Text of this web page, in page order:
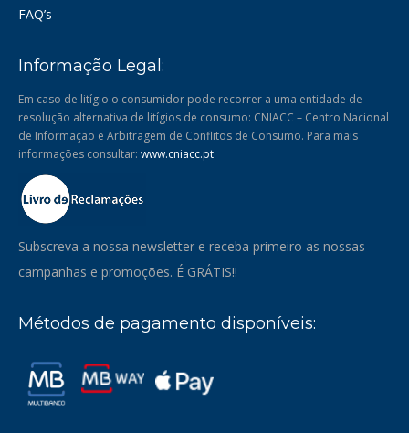
FAQ’s
Informação Legal:
Em caso de litígio o consumidor pode recorrer a uma entidade de
resolução alternativa de litígios de consumo: CNIACC – Centro Nacional
de Informação e Arbitragem de Conflitos de Consumo. Para mais
informações consultar: www.cniacc.pt
Subscreva a nossa newsletter e receba primeiro as nossas
campanhas e promoções. É GRÁTIS!!
Métodos de pagamento disponíveis: